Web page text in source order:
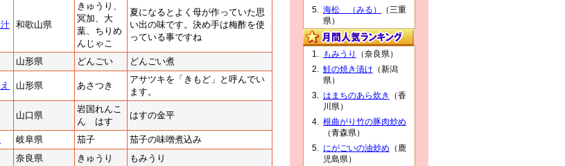
和歌山県
きゅうり、
冥加、大
葉、ちりめ
んじゃこ
夏になるとよく母が作っていた思
い出の味です。決め手は梅酢を使
っている事ですね
山形県 どんごい どんごい煮
山形県 あさつき
アサツキを「きもど」と呼んでい
ます。
山口県
岩国れんこ
ん はす
はすの金平
岐阜県 茄子
茄子の味噌煮込み
奈良県 きゅうり
もみうり
海松 （みる）
（三重
県）
もみうり
（奈良県）
鮭の焼き漬け （新潟
県）
はまちのあら炊き
（香
川県）
根曲がり竹の豚肉炒め
（青森県）
にがごいの油炒め （鹿
児島県）